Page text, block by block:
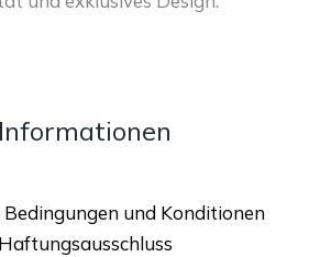
Informationen
Bedingungen und Konditionen
Haftungsausschluss